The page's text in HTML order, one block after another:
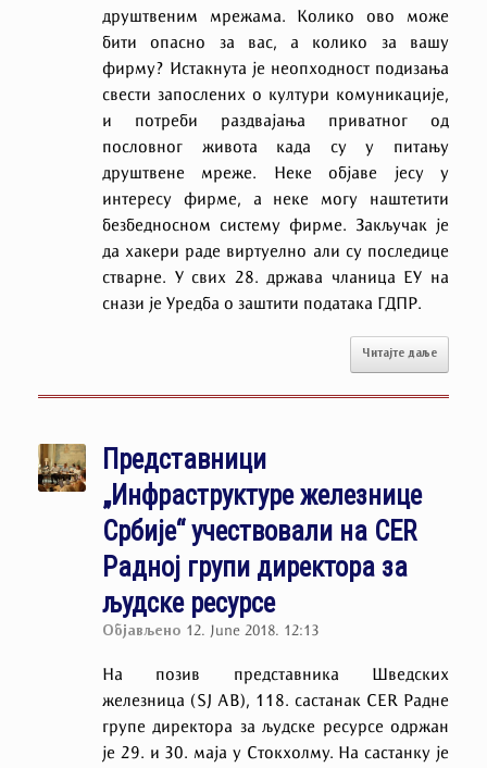
друштвеним мрежама. Колико ово може
бити опасно за вас, а колико за вашу
фирму? Истакнута је неопходност подизања
свести запослених о култури комуникације,
и потреби раздвајања приватног од
пословног живота када су у питању
друштвене мреже. Неке објаве јесу у
интересу фирме, а неке могу наштетити
безбедносном систему фирме. Закључак је
да хакери раде виртуелно али су последице
стварне. У свих 28. држава чланица ЕУ на
снази је Уредба о заштити података ГДПР.
Читајте даље
Представници
„Инфраструктуре железнице
Србије“ учествовали на CER
Радној групи директора за
људске ресурсе
Објављено 12. June 2018. 12:13
На позив представника Шведских
железница ( SJ AB), 118. састанак CER Радне
групе директора за људске ресурсе одржан
је 29. и 30. маја у Стокхолму. На састанку је